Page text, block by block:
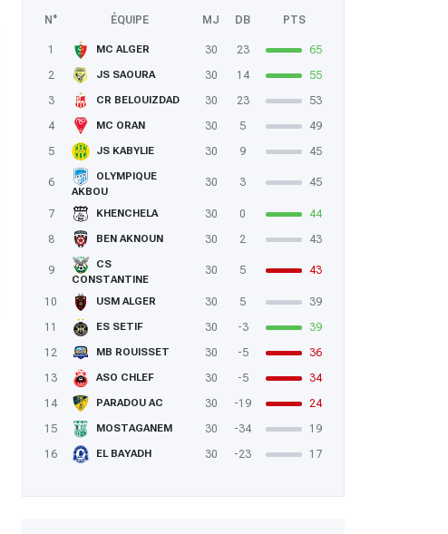
N° ÉQUIPE MJ DB PTS
1 MC ALGER 30 23
65
2
JS SAOURA 30 14
55
3
CR BELOUIZDAD 30 23
53
4
MC ORAN 30 5
49
5
JS KABYLIE 30 9 45
6
OLYMPIQUE
AKBOU
30 3 45
7 KHENCHELA 30 0
44
8
BEN AKNOUN 30 2 43
9
CS
CONSTANTINE
30 5 43
10 USM ALGER 30 5
39
11
ES SETIF 30 -3
39
12
MB ROUISSET 30 -5
36
13
ASO CHLEF 30 -5
34
14
PARADOU AC 30 -19
24
15
MOSTAGANEM 30 -34
19
16
EL BAYADH 30 -23 17